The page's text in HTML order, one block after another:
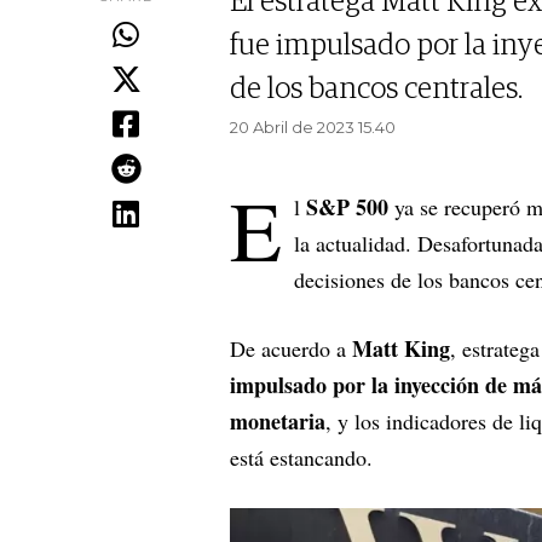
fue impulsado por la
de los bancos centrales.
20 Abril de 2023 15.40
E l S&P 500 ya se recuperó
la actualidad.
decisiones de los bancos
De acuerdo a Matt King,
impulsado por la inyección de
monetaria, y los indicadores de
está estancando.